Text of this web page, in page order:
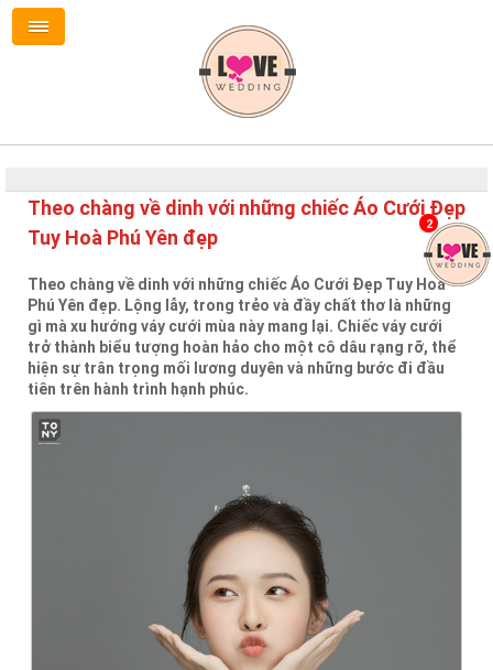
Theo chàng về dinh với những chiếc Áo Cưới Đẹp
Tuy Hoà Phú Yên đẹp
Theo chàng về dinh với những chiếc Áo Cưới Đẹp Tuy Hoà
Phú Yên đẹp. Lộng lẫy, trong trẻo và đầy chất thơ là những
gì mà xu hướng váy cưới mùa này mang lại. Chiếc váy cưới
trở thành biểu tượng hoàn hảo cho một cô dâu rạng rỡ, thể
hiện sự trân trọng mối lương duyên và những bước đi đầu
tiên trên hành trình hạnh phúc.
2